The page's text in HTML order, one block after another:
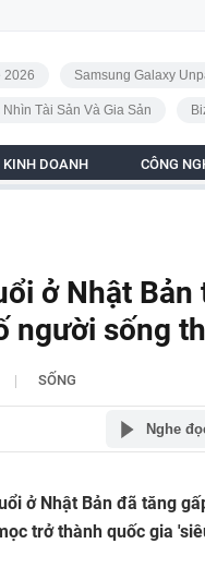
2026 Samsung Galaxy
Tài Sản Và Gia Sản
KINH DOANH CÔNG
ở Nhật
người sống
| SỐNG
Nghe
ở Nhật Bản đã tăng
trở thành quốc gia